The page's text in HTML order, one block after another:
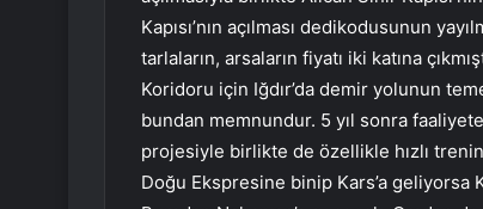
Kapısı’nın açılması dedikodusunun
tarlaların, arsaların fiyatı iki katına
Koridoru için Iğdır’da demir yolunun
bundan memnundur. 5 yıl sonra
projesiyle birlikte de özellikle hızlı
Doğu Ekspresine binip Kars’a geliyorsa